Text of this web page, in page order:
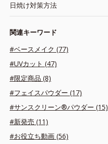
日焼け対策方法
関連キーワード
#ベースメイク (77)
#UVカット (47)
#限定商品 (8)
#フェイスパウダー (17)
#サンスクリーン®パウダー (15)
#新発売 (11)
#お役立ち動画 (56)